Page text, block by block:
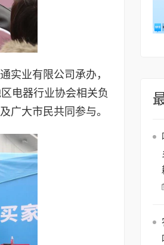
实业有限公司承办，
电器行业协会相关负
广大市民共同参与。